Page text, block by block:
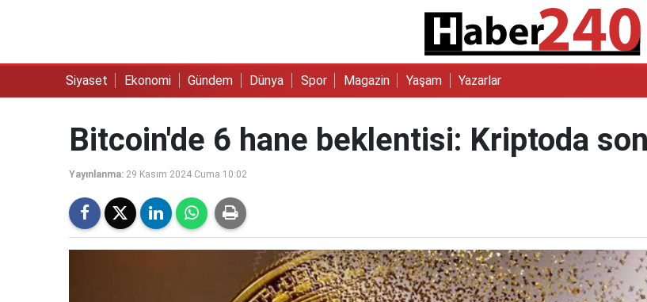
Siyaset Ekonomi Gündem Dünya Spor Magazin Yaşam Yazarlar
Bitcoin'de 6 hane beklentisi: Kriptoda
Yayınlanma: 29 Kasım 2024 Cuma 10:02